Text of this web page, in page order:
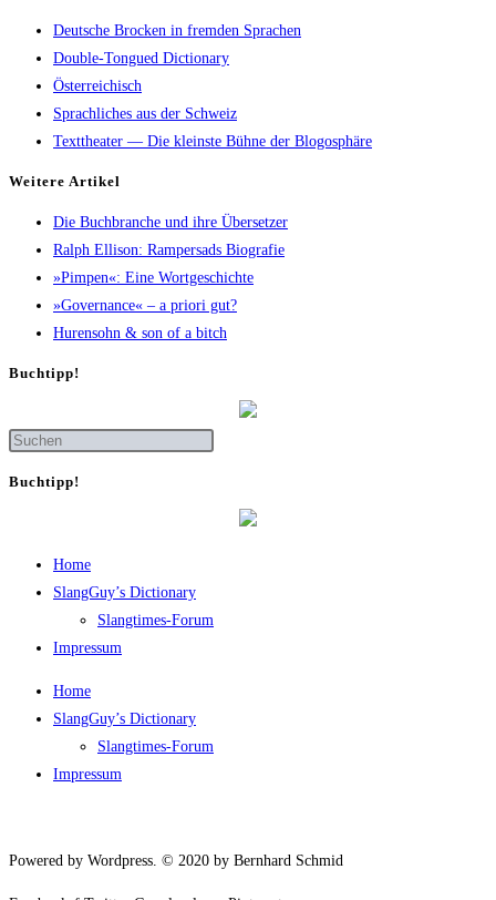
Deutsche Brocken in fremden Sprachen
Double-Tongued Dictionary
Österreichisch
Sprachliches aus der Schweiz
Texttheater — Die kleinste Bühne der Blogosphäre
Wei­te­re Artikel
Die Buch­bran­che und ihre Übersetzer
Ralph Elli­son: Ram­pers­ads Biografie
»Pim­pen«: Eine Wortgeschichte
»Gover­nan­ce« – a prio­ri gut?
Huren­sohn & son of a bitch
Buch­tipp!
Buch­tipp!
Home
SlangGuy’s Dic­tion­a­ry
Slang­times-Forum
Impres­sum
Home
SlangGuy’s Dic­tion­a­ry
Slang­times-Forum
Impres­sum
Powered by Wordpress. © 2020 by Bernhard Schmid